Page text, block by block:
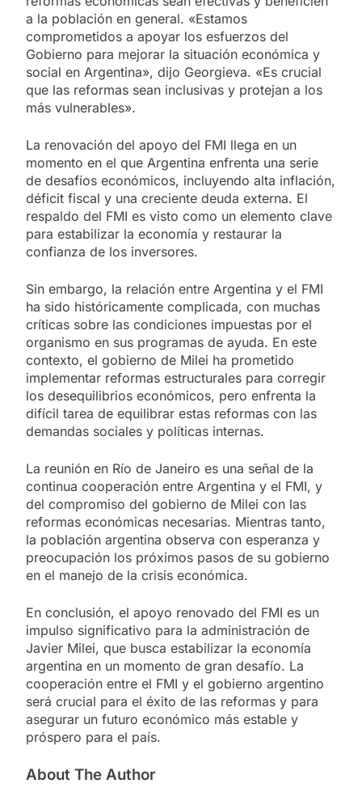
a la población en general. «Estamos
comprometidos a apoyar los esfuerzos del
Gobierno para mejorar la situación económica y
social en Argentina», dijo Georgieva. «Es crucial
que las reformas sean inclusivas y protejan a los
más vulnerables».
La renovación del apoyo del FMI llega en un
momento en el que Argentina enfrenta una serie
de desafíos económicos, incluyendo alta inflación,
déficit fiscal y una creciente deuda externa. El
respaldo del FMI es visto como un elemento clave
para estabilizar la economía y restaurar la
confianza de los inversores.
Sin embargo, la relación entre Argentina y el FMI
ha sido históricamente complicada, con muchas
críticas sobre las condiciones impuestas por el
organismo en sus programas de ayuda. En este
contexto, el gobierno de Milei ha prometido
implementar reformas estructurales para corregir
los desequilibrios económicos, pero enfrenta la
difícil tarea de equilibrar estas reformas con las
demandas sociales y políticas internas.
La reunión en Río de Janeiro es una señal de la
continua cooperación entre Argentina y el FMI, y
del compromiso del gobierno de Milei con las
reformas económicas necesarias. Mientras tanto,
la población argentina observa con esperanza y
preocupación los próximos pasos de su gobierno
en el manejo de la crisis económica.
En conclusión, el apoyo renovado del FMI es un
impulso significativo para la administración de
Javier Milei, que busca estabilizar la economía
argentina en un momento de gran desafío. La
cooperación entre el FMI y el gobierno argentino
será crucial para el éxito de las reformas y para
asegurar un futuro económico más estable y
próspero para el país.
About The Author